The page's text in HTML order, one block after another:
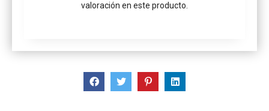
valoración en este producto.